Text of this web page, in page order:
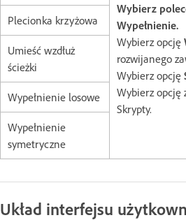
Wybierz
Wypełnienie.
Wybierz opcję
rozwijanego
Wybierz opcję
Wybierz opcję
Skrypty.
Plecionka krzyżowa
Umieść wzdłuż
ścieżki
Wypełnienie losowe
Wypełnienie
symetryczne
Układ interfejsu